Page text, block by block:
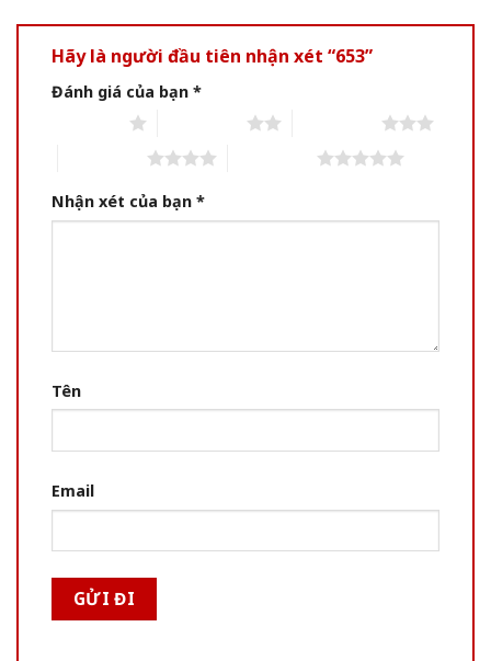
Hãy là người đầu tiên nhận xét “653”
Đánh giá của bạn *
Nhận xét của bạn *
Tên
Email